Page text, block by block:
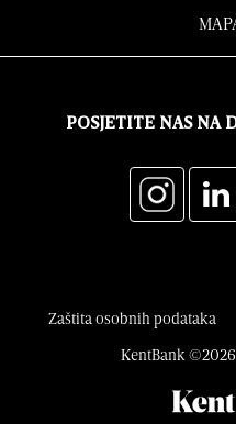
POSJETITE NAS NA
KentBank
Zaštita osobnih podataka